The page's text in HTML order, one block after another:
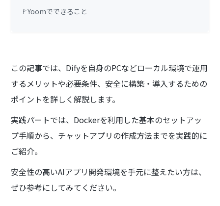
🚩Yoomでできること
この記事では、Difyを自身のPCなどローカル環境で運用
するメリットや必要条件、安全に構築・導入するための
ポイントを詳しく解説します。
実践パートでは、Dockerを利用した基本のセットアッ
プ手順から、チャットアプリの作成方法までを実践的に
ご紹介。
安全性の高いAIアプリ開発環境を手元に整えたい方は、
ぜひ参考にしてみてください。